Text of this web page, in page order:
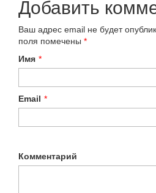
Добавить
Ваш адрес email не будет
поля помечены *
Имя *
Email *
Комментарий